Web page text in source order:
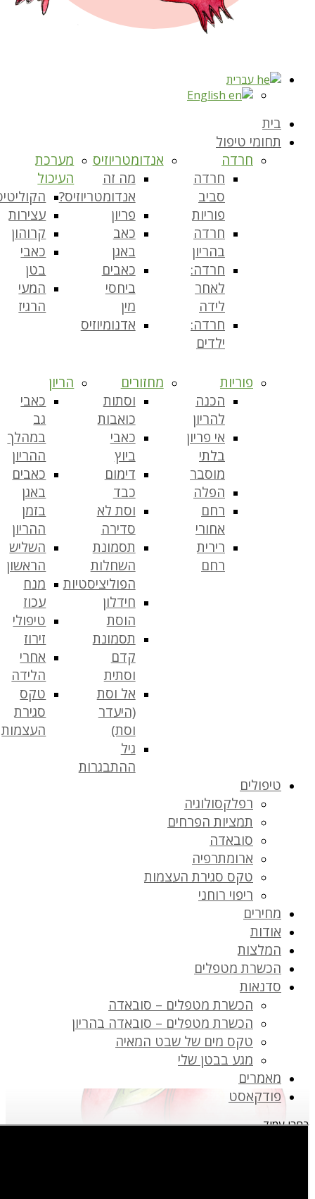
עברית
English
בית
תחומי טיפול
חרדה
חרדה
סביב
פוריות
חרדה
בהריון
חרדה:
לאחר
לידה
חרדה:
ילדים
אנדומטריוזיס
מה זה
אנדומטריוזיס?
פריון
כאב
באגן
כאבים
ביחסי
מין
אדנומיוזיס
מערכת
העיכול
עצירות
קרוהון
כאבי
בטן
המעי
הרגיז
פוריות
הכנה
להריון
אי פריון
בלתי
מוסבר
הפלה
רחם
אחורי
רירית
רחם
מחזורים
וסתות
כואבות
כאבי
ביוץ
דימום
כבד
וסת לא
סדירה
תסמונת
השחלות
הפוליציסטיות
חידלון
הוסת
תסמונת
קדם
וסתית
אל וסת
(היעדר
וסת)
גיל
ההתבגרות
הריון
כאבי
גב
במהלך
ההריון
כאבים
באגן
בזמן
ההריון
השליש
הראשון
מנח
עכוז
טיפולי
זירוז
אחרי
הלידה
טקס
סגירת
העצמות
טיפולים
רפלקסולוגיה
תמציות הפרחים
סובאדה
ארומתרפיה
טקס סגירת העצמות
ריפוי רוחני
מחירים
אודות
המלצות
הכשרת מטפלים
סדנאות
הכשרת מטפלים – סובאדה
הכשרת מטפלים – סובאדה בהריון
טקס מים של שבט המאיה
מגע בבטן שלי
מאמרים
פודקאסט
בחרו עמוד